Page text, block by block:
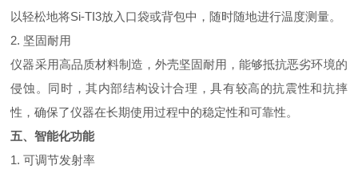
以轻松地将Si-TI3放入口袋或背包中，随时随地进行温度测量。
2. 坚固耐用
仪器采用高品质材料制造，外壳坚固耐用，能够抵抗恶劣环境的
侵蚀。同时，其内部结构设计合理，具有较高的抗震性和抗摔
性，确保了仪器在长期使用过程中的稳定性和可靠性。
五、智能化功能
1. 可调节发射率